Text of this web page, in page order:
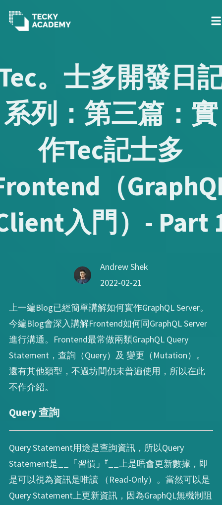
Content
。士多開發日
系列：第三篇：實
作Tec記士多
（
入門）- Part
Andrew Shek
2022-02-21
上一編Blog已經簡單講解如何實作GraphQL Server。
今編Blog會深入講解Frontend如何同GraphQL Server
進行溝通。Frontend最常做兩類GraphQL Query
Statement，查詢（Query）及 變更（Mutation）。
還有其他類型，不過坊間仍未普遍使用，所以在此
不作介紹。
Query 查詢
Query Statement用途是查詢資訊，所以Query
Statement是__「習慣」 #
__上是唔會更新數據，即
是可以視為資訊是唯讀 （Read-Only）。當然可以是
Query Statement上更新資訊，因為GraphQL無機制阻